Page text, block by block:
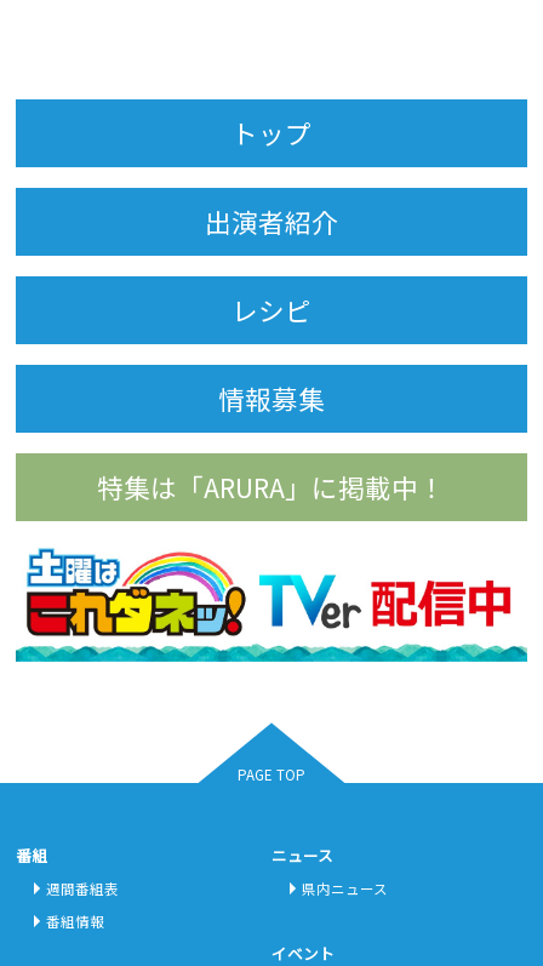
トップ
出演者紹介
レシピ
情報募集
特集は「ARURA」に掲載中！
PAGE TOP
番組
週間番組表
番組情報
ニュース
県内ニュース
イベント